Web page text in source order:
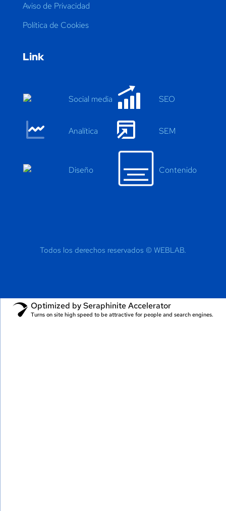
Aviso de Privacidad
Política de Cookies
Link
Social media SEO
Analítica SEM
Diseño Contenido
Todos los derechos reservados © WEBLAB.
Optimized by Seraphinite Accelerator
Turns on site high speed to be attractive for people and search engines.